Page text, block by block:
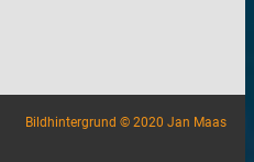
Bildhintergrund © 2020 Jan Maas